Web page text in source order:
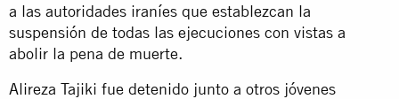
a las autoridades iraníes que establezcan la
suspensión de todas las ejecuciones con vistas a
abolir la pena de muerte.
Alireza Tajiki fue detenido junto a otros jóvenes